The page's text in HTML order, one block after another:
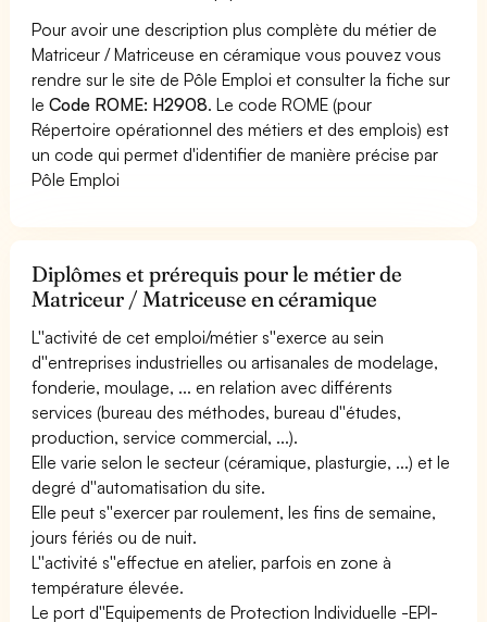
Pour avoir une description plus complète du métier de
Matriceur / Matriceuse en céramique vous pouvez vous
rendre sur le site de Pôle Emploi et consulter la fiche sur
leCode ROME: H2908. Le code ROME (pour
Répertoire opérationnel des métiers et des emplois) est
un code qui permet d'identifier de manière précise par
Pôle Emploi
Diplômes et prérequis pour le métier de
Matriceur / Matriceuse en céramique
L''activité de cet emploi/métier s''exerce au sein
d''entreprises industrielles ou artisanales de modelage,
fonderie, moulage, ... en relation avec différents
services (bureau des méthodes, bureau d''études,
production, service commercial, ...).
Elle varie selon le secteur (céramique, plasturgie, ...) et le
degré d''automatisation du site.
Elle peut s''exercer par roulement, les fins de semaine,
jours fériés ou de nuit.
L''activité s''effectue en atelier, parfois en zone à
température élevée.
Le port d''Equipements de Protection Individuelle -EPI-